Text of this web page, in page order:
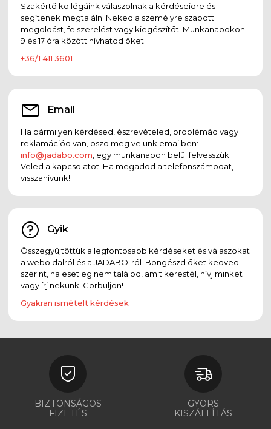
Szakértő kollégáink válaszolnak a kérdéseidre és
segítenek megtalálni Neked a személyre szabott
megoldást, felszerelést vagy kiegészítőt! Munkanapokon
9 és 17 óra között hívhatod őket.
+36/1 411 3601
Email
Ha bármilyen kérdésed, észrevételed, problémád vagy
reklamációd van, oszd meg velünk emailben:
info@jadabo.com , egy munkanapon belül felvesszük
Veled a kapcsolatot! Ha megadod a telefonszámodat,
visszahívunk!
Gyik
Összegyűjtöttük a legfontosabb kérdéseket és válaszokat
a weboldalról és a JADABO-ról. Böngészd őket kedved
szerint, ha esetleg nem találod, amit kerestél, hívj minket
vagy írj nekünk! Görbüljön!
Gyakran ismételt kérdések
BIZTONSÁGOS
FIZETÉS
GYORS
KISZÁLLÍTÁS